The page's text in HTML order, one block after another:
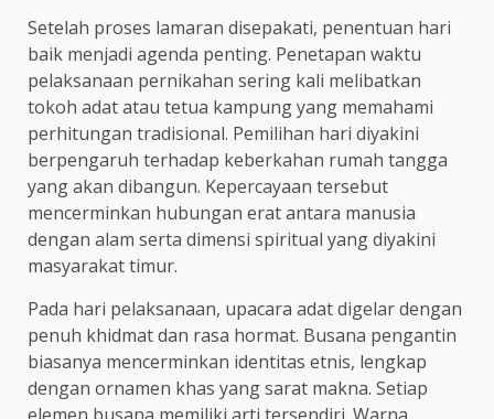
Setelah proses lamaran disepakati, penentuan hari
baik menjadi agenda penting. Penetapan waktu
pelaksanaan pernikahan sering kali melibatkan
tokoh adat atau tetua kampung yang memahami
perhitungan tradisional. Pemilihan hari diyakini
berpengaruh terhadap keberkahan rumah tangga
yang akan dibangun. Kepercayaan tersebut
mencerminkan hubungan erat antara manusia
dengan alam serta dimensi spiritual yang diyakini
masyarakat timur.
Pada hari pelaksanaan, upacara adat digelar dengan
penuh khidmat dan rasa hormat. Busana pengantin
biasanya mencerminkan identitas etnis, lengkap
dengan ornamen khas yang sarat makna. Setiap